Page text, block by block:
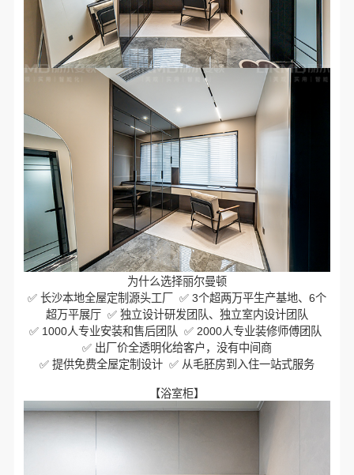
为什么选择丽尔曼顿
✅ 长沙本地全屋定制源头工厂 ✅ 3个超两万平生产基地、6个
超万平展厅 ✅ 独立设计研发团队、独立室内设计团队
✅ 1000人专业安装和售后团队 ✅ 2000人专业装修师傅团队
✅ 出厂价全透明化给客户，没有中间商
✅ 提供免费全屋定制设计 ✅ 从毛胚房到入住一站式服务
【浴室柜】